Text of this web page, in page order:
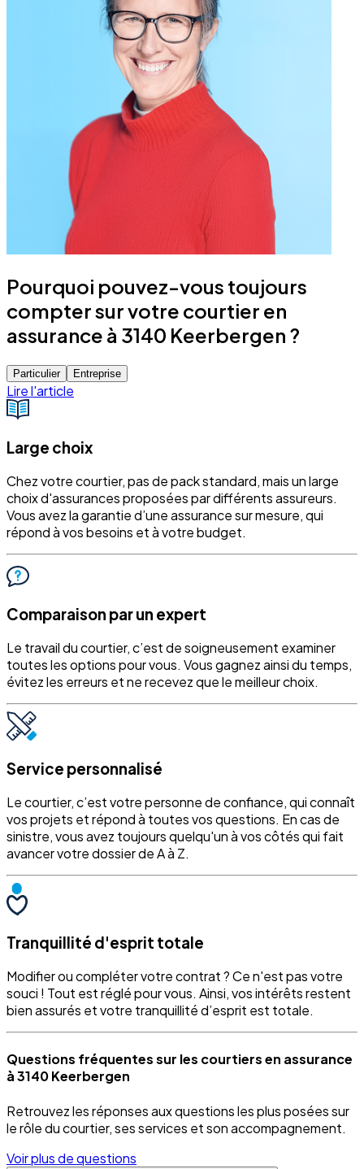
Pourquoi pouvez-vous toujours
compter sur votre courtier en
assurance à 3140 Keerbergen ?
Particulier Entreprise
Lire l'article
Large choix
Chez votre courtier, pas de pack standard, mais un large
choix d'assurances proposées par différents assureurs.
Vous avez la garantie d’une assurance sur mesure, qui
répond à vos besoins et à votre budget.
Comparaison par un expert
Le travail du courtier, c’est de soigneusement examiner
toutes les options pour vous. Vous gagnez ainsi du temps,
évitez les erreurs et ne recevez que le meilleur choix.
Service personnalisé
Le courtier, c’est votre personne de confiance, qui connaît
vos projets et répond à toutes vos questions. En cas de
sinistre, vous avez toujours quelqu'un à vos côtés qui fait
avancer votre dossier de A à Z.
Tranquillité d'esprit totale
Modifier ou compléter votre contrat ? Ce n'est pas votre
souci ! Tout est réglé pour vous. Ainsi, vos intérêts restent
bien assurés et votre tranquillité d’esprit est totale.
Questions fréquentes sur les courtiers en assurance
à 3140 Keerbergen
Retrouvez les réponses aux questions les plus posées sur
le rôle du courtier, ses services et son accompagnement.
Voir plus de questions